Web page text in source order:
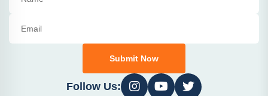
Submit Now
Follow Us: